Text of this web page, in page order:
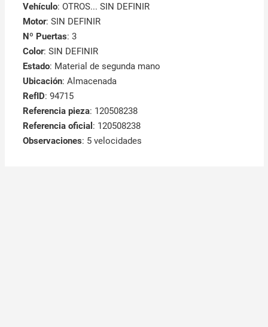
Vehículo: OTROS... SIN DEFINIR
Motor: SIN DEFINIR
Nº Puertas: 3
Color: SIN DEFINIR
Estado: Material de segunda mano
Ubicación: Almacenada
RefID: 94715
Referencia pieza: 120508238
Referencia oficial : 120508238
Observaciones: 5 velocidades